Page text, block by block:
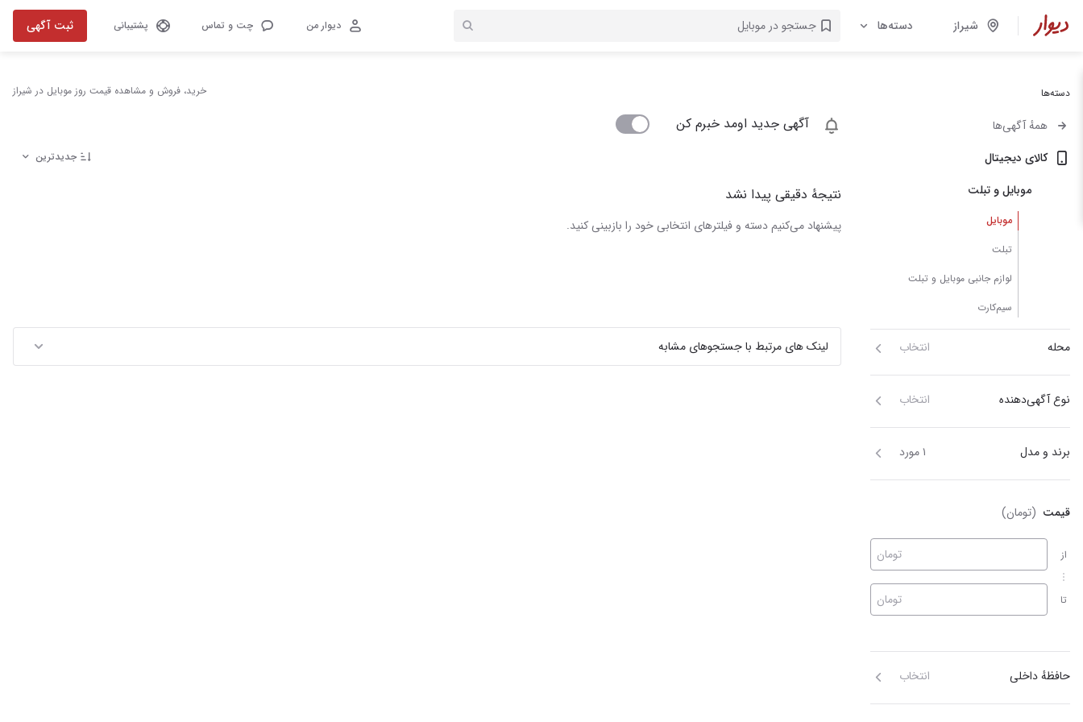
شیراز دسته‌ها دیوار من چت و تماس پشتیبانی ثبت آگهی
دسته‌ها
همهٔ آگهی‌ها
کالای دیجیتال
موبایل و تبلت
موبایل
تبلت
لوازم جانبی موبایل و تبلت
سیم‌کارت
محله انتخاب
نوع آگهی‌دهنده انتخاب
برند و مدل ۱ مورد
قیمت (تومان)
از
تا
تومان
تومان
حافظهٔ داخلی انتخاب
خرید، فروش و مشاهده قیمت روز موبایل در شیراز
آگهی جدید اومد خبرم کن
جدیدترین
نتیجهٔ دقیقی پیدا نشد
پیشنهاد می‌کنیم دسته و فیلترهای انتخابی خود را بازبینی کنید.
لینک های مرتبط با جستجوهای مشابه